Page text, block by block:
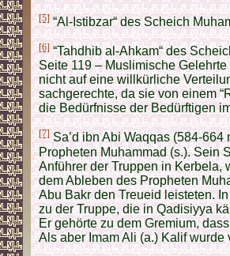
[5]“Al-Istibzar“ des Scheich
[6]“Tahdhib al-Ahkam“ des
Seite 119 – Muslimische
nicht auf eine willkürliche
sachgerechte, da sie von einem
die Bedürfnisse der Bedürftigen
[7]Sa’d ibn Abi Waqqas (584-664
Propheten Muhammad (s.). Sein
Anführer der Truppen in Kerbela,
dem Ableben des Propheten
Abu Bakr den Treueid leisteten.
zu der Truppe, die in Qadisiyya
Er gehörte zu dem Gremium,
Als aber Imam Ali (a.) Kalif wurde